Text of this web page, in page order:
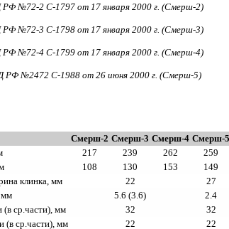
№72-2 С-1797 от 17 января 2000 г. (Смерш-2)
№72-3 С-1798 от 17 января 2000 г. (Смерш-3)
№72-4 С-1799 от 17 января 2000 г. (Смерш-4)
№2472 С-1988 от 26 июня 2000 г. (Смерш-5)
Смерш-2 Смерш-3 Смерш-4 Смерш-5
217 239 262
259
108 130 153
149
клинка, мм
22
27
мм
5.6 (3.6)
2.4
ср.части), мм
32
32
(в ср.части), мм
22
22